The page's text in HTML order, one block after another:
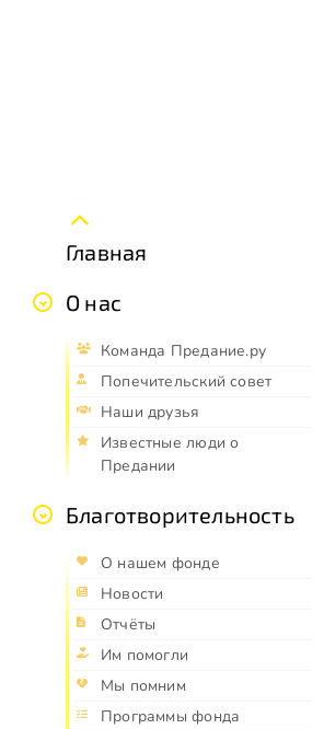
Главная
О нас
Команда Предание.ру
Попечительский совет
Наши друзья
Известные люди о
Предании
Благотворительность
О нашем фонде
Новости
Отчёты
Им помогли
Мы помним
Программы фонда